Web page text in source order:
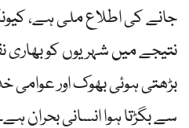
جانے کی اطلاع ملی ہے،
نتیجے میں شہریوں کو بھاری
بڑھتی ہوئی بھوک اور عوامی
سے بگڑتا ہوا انسانی بحران